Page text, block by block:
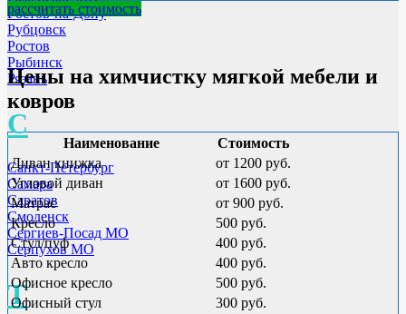
Ростов-на-Дону
Рубцовск
Ростов
Рыбинск
Рязань
С
Санкт-Петербург
Самара
Саратов
Смоленск
Сергиев-Посад МО
Серпухов МО
Т
рассчитать стоимость
Цены на химчистку мягкой мебели и
ковров
Наименование
Стоимость
Диван книжка
от 1200 руб.
Угловой диван
от 1600 руб.
Матрас
от 900 руб.
Кресло
500 руб.
Стул/пуф
400 руб.
Авто кресло
400 руб.
Офисное кресло
500 руб.
Офисный стул
300 руб.